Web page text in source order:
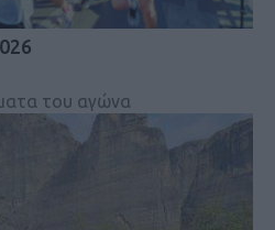
του αγώνα